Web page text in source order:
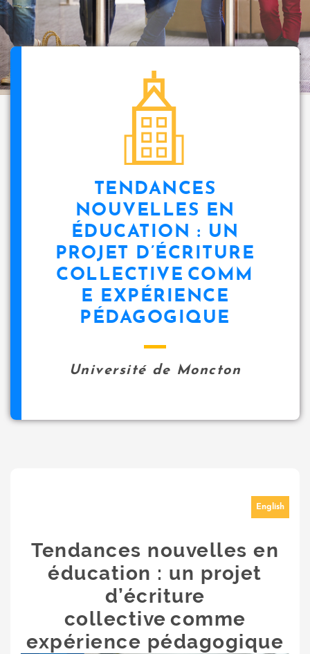
i
p
a
l
TENDANCES
NOUVELLES EN
ÉDUCATION : UN
PROJET D’ÉCRITURE
COLLECTIVE COMM
E EXPÉRIENCE
PÉDAGOGIQUE
Université de Moncton
English
Tendances nouvelles en
éducation : un projet
d’écriture
collective comme
expérience pédagogique